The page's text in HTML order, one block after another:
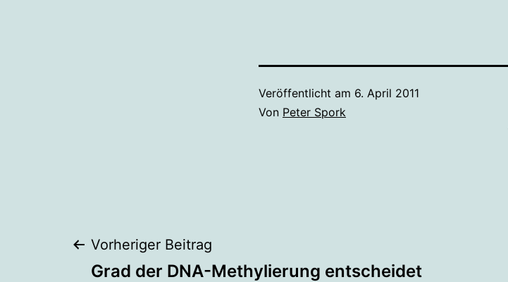
Veröffentlicht am 6. April 2011
Von Peter Spork
Beitragsnavigation
Vorheriger Beitrag
Grad der DNA-Methylierung entscheidet